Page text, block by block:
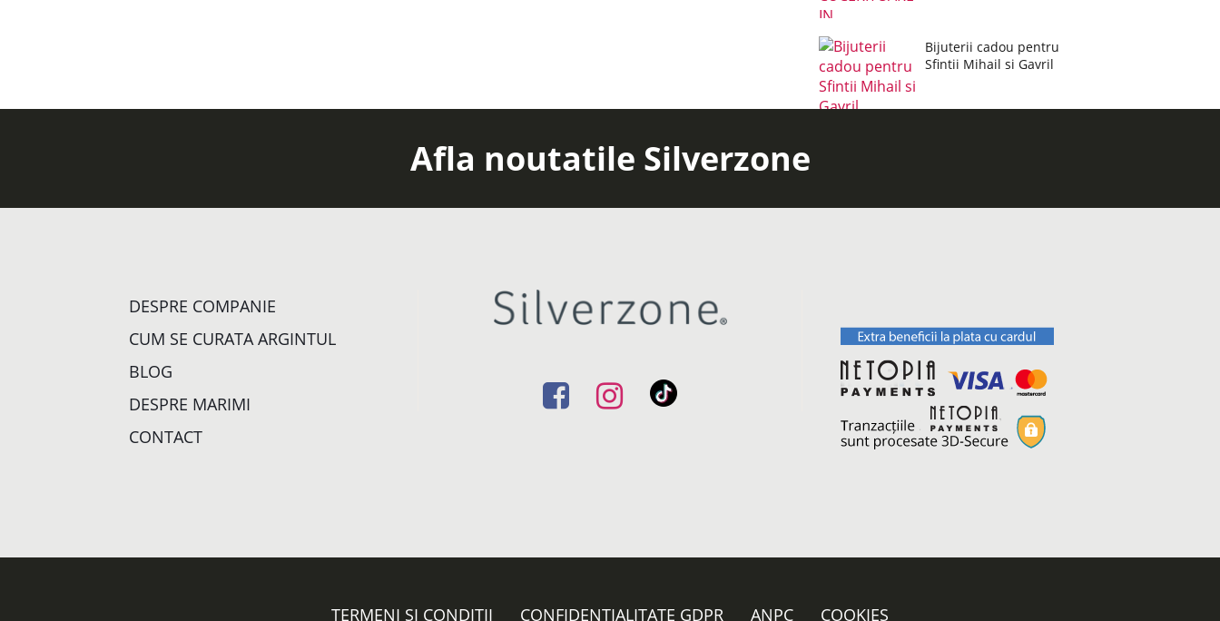
Bijuterii cadou pentru
Sfintii Mihail si Gavril
Afla noutatile Silverzone
DESPRE COMPANIE
CUM SE CURATA ARGINTUL
BLOG
DESPRE MARIMI
CONTACT
TERMENI ȘI CONDIȚII CONFIDENȚIALITATE GDPR ANPC COOKIES